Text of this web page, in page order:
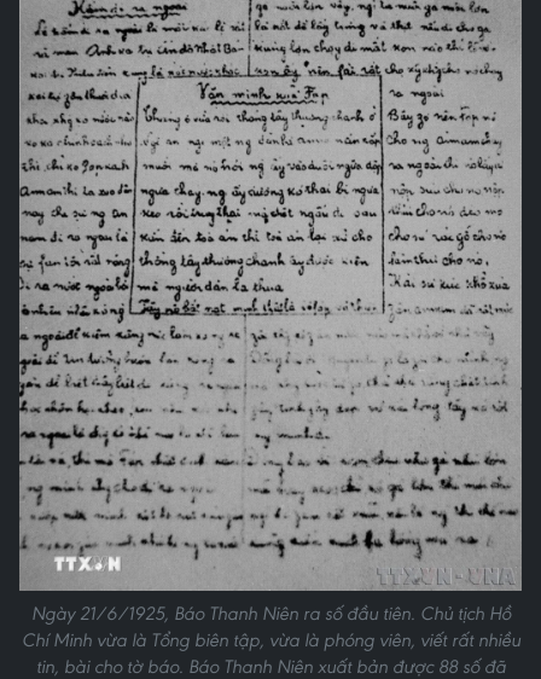
Ngày 21/6/1925, Báo Thanh Niên ra số đầu tiên. Chủ tịch Hồ
Chí Minh vừa là Tổng biên tập, vừa là phóng viên, viết rất nhiều
tin, bài cho tờ báo. Báo Thanh Niên xuất bản được 88 số đã